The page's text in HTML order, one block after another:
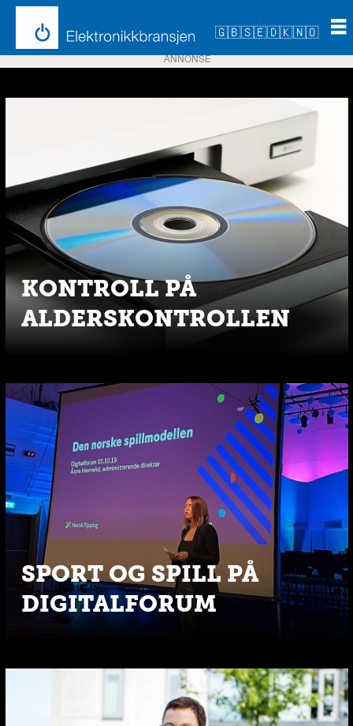
🇬🇧🇸🇪🇩🇰🇳🇴
Emne:
ANNONSE
KONTROLL PÅ
ALDERSKONTROLLEN
SPORT OG SPILL PÅ
DIGITALFORUM